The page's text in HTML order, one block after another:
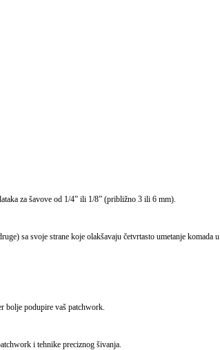
za šavove od 1/4” ili 1/8” (približno 3 ili 6 mm).
sa svoje strane koje olakšavaju četvrtasto umetanje komada u
bolje podupire vaš patchwork.
i tehnike preciznog šivanja.